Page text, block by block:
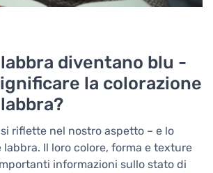
diventano blu -
la colorazione
riflette nel nostro aspetto – e lo
labbra. Il loro colore, forma e texture
informazioni sullo stato di